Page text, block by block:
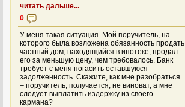
читать дальше...
0
У меня такая ситуация. Мой поручитель, на
которого была возложена обязанность продать
частный дом, находящийся в ипотеке, продал
его за меньшую цену, чем требовалось. Банк
требует с меня погасить оставшуюся
задолженность. Скажите, как мне разобраться
– поручитель, получается, не виноват, а мне
следует выплатить издержку из своего
кармана?